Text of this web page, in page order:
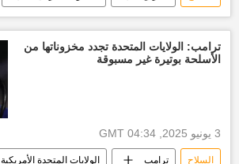
الفصائل المسلحة تقارير سبوتنيك
حصري
ترامب: الولايات المتحدة تجدد مخزوناتها من
الأسلحة بوتيرة غير مسبوقة
3 يونيو 2025, 04:34 GMT
السلاح ترامب الولايات المتحدة الأمريكية